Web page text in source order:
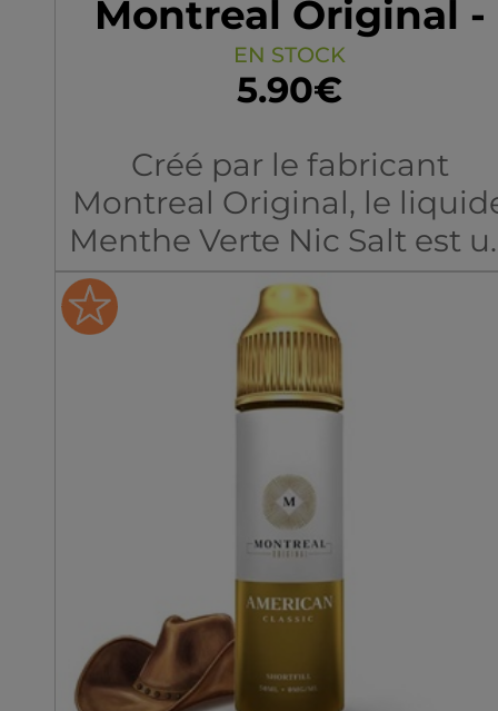
Montreal Original -
Sel de nicotine
EN STOCK
5.90€
Créé par le fabricant
Montreal Original, le
Menthe Verte Nic Salt est
incontournable pour les
vapoteurs en quête de
sevrage efficace sans
sacrifier les saveurs.
nicotine, cette préparation
restitue parfaitement les
arômes de la menthe. Un
mélange de chlorophylle
une touche de fraîcheur
légère, offrant ainsi une
expérience de vape unique